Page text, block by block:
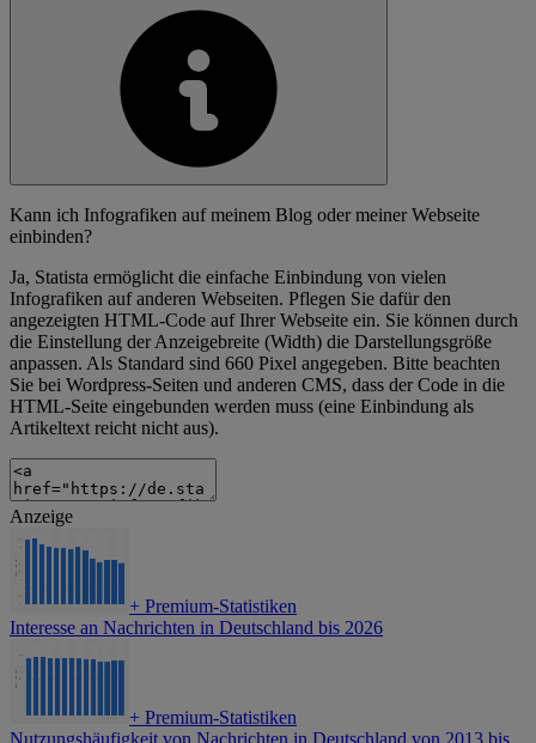
Kann ich Infografiken auf meinem Blog oder meiner Webseite
einbinden?
Ja, Statista ermöglicht die einfache Einbindung von vielen
Infografiken auf anderen Webseiten. Pflegen Sie dafür den
angezeigten HTML-Code auf Ihrer Webseite ein. Sie können durch
die Einstellung der Anzeigebreite (Width) die Darstellungsgröße
anpassen. Als Standard sind 660 Pixel angegeben. Bitte beachten
Sie bei Wordpress-Seiten und anderen CMS, dass der Code in die
HTML-Seite eingebunden werden muss (eine Einbindung als
Artikeltext reicht nicht aus).
Anzeige
+ Premium-Statistiken
Interesse an Nachrichten in Deutschland bis 2026
+ Premium-Statistiken